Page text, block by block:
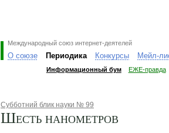
Международный союз интернет-деятелей
О союзе Периодика Конкурсы Мейл-
Информационный бум ЕЖЕ-правда
Субботний блик науки № 99
Шесть нанометров